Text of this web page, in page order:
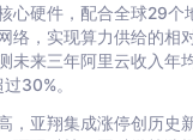
心硬件，配合全球29个
络，实现算力供给的相
未来三年阿里云收入年
30%。
，亚翔集成涨停创历史